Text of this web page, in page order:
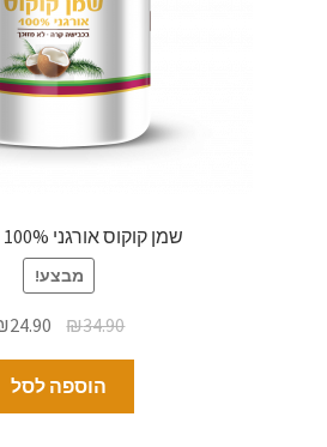
שמן קוקוס אורגני 100% 350 גרם
מבצע!
₪34.90
24.90
הוספה לסל